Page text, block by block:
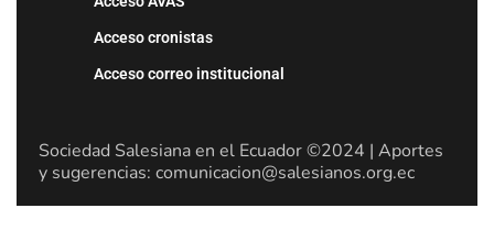
Acceso cronistas
Acceso correo institucional
Sociedad Salesiana en el Ecuador ©2024 | Aportes
y sugerencias: comunicacion@salesianos.org.ec